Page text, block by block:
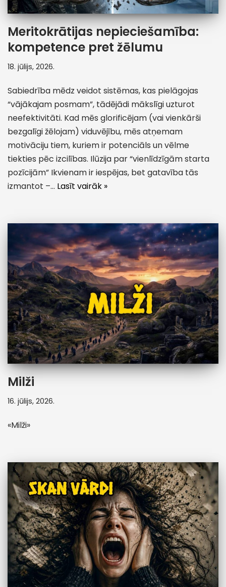
Meritokrātijas nepieciešamība:
kompetence pret žēlumu
18. jūlijs, 2026.
Sabiedrība mēdz veidot sistēmas, kas pielāgojas
“vājākajam posmam”, tādējādi mākslīgi uzturot
neefektivitāti. Kad mēs glorificējam (vai vienkārši
bezgalīgi žēlojam) viduvējību, mēs atņemam
motivāciju tiem, kuriem ir potenciāls un vēlme
tiekties pēc izcilības. Ilūzija par “vienlīdzīgām starta
pozīcijām” Ikvienam ir iespējas, bet gatavība tās
izmantot –… Lasīt vairāk »
Milži
16. jūlijs, 2026.
«Milži»